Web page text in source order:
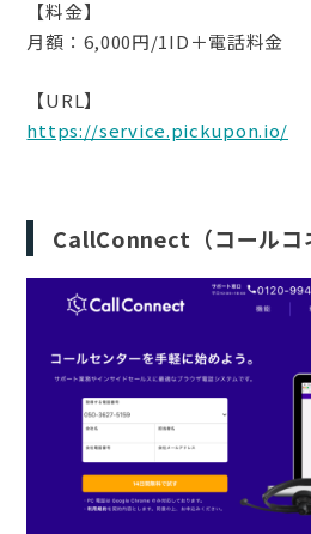
【料金】
月額：6,000円/1ID＋電話料金
【URL】
https://service.pickupon.io/
CallConnect（コールコ